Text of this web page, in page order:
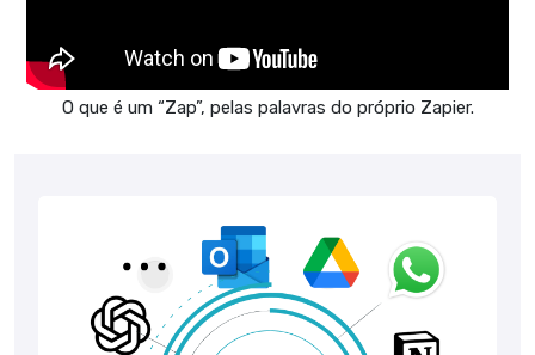
O que é um “Zap”, pelas palavras do próprio Zapier.